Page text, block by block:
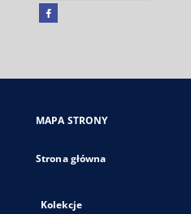
Facebook
się
karcie
MAPA STRONY
Strona główna
Kolekcje